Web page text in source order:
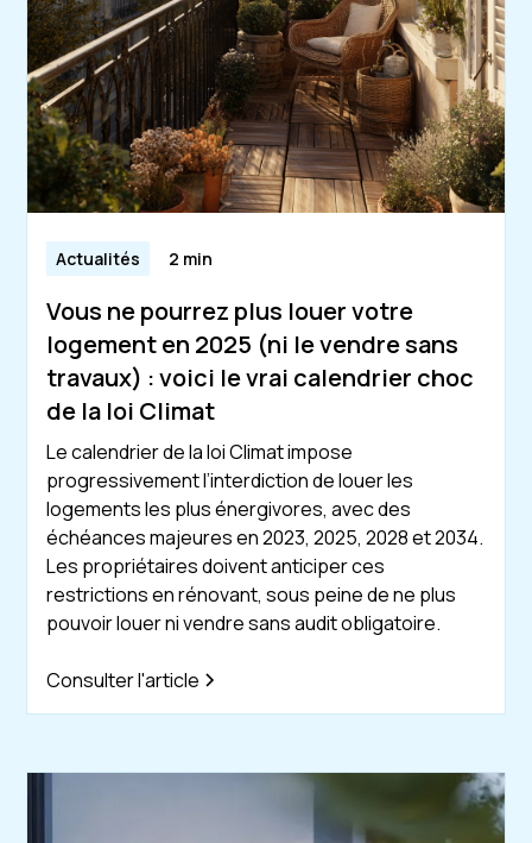
Actualités 2 min
Vous ne pourrez plus louer votre
logement en 2025 (ni le vendre sans
travaux) : voici le vrai calendrier choc
de la loi Climat
Le calendrier de la loi Climat impose
progressivement l’interdiction de louer les
logements les plus énergivores, avec des
échéances majeures en 2023, 2025, 2028 et 2034.
Les propriétaires doivent anticiper ces
restrictions en rénovant, sous peine de ne plus
pouvoir louer ni vendre sans audit obligatoire.
Consulter l'article